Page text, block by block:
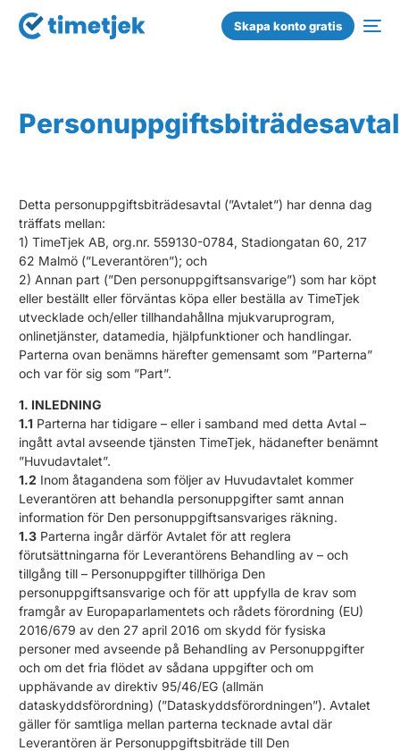
Skapa konto gratis
Detta personuppgiftsbiträdesavtal (”Avtalet”) har denna dag
träffats mellan:
1) TimeTjek AB, org.nr. 559130-0784, Stadiongatan 60, 217
62 Malmö (”Leverantören”); och
2) Annan part (”Den personuppgiftsansvarige”) som har köpt
eller beställt eller förväntas köpa eller beställa av TimeTjek
utvecklade och/eller tillhandahållna mjukvaruprogram,
onlinetjänster, datamedia, hjälpfunktioner och handlingar.
Parterna ovan benämns härefter gemensamt som ”Parterna”
och var för sig som ”Part”.
1. INLEDNING
1.1 Parterna har tidigare – eller i samband med detta Avtal –
ingått avtal avseende tjänsten TimeTjek, hädanefter benämnt
”Huvudavtalet”.
1.2 Inom åtagandena som följer av Huvudavtalet kommer
Leverantören att behandla personuppgifter samt annan
information för Den personuppgiftsansvariges räkning.
1.3 Parterna ingår därför Avtalet för att reglera
förutsättningarna för Leverantörens Behandling av – och
tillgång till – Personuppgifter tillhöriga Den
personuppgiftsansvarige och för att uppfylla de krav som
framgår av Europaparlamentets och rådets förordning (EU)
2016/679 av den 27 april 2016 om skydd för fysiska
personer med avseende på Behandling av Personuppgifter
och om det fria flödet av sådana uppgifter och om
upphävande av direktiv 95/46/EG (allmän
dataskyddsförordning) (”Dataskyddsförordningen”). Avtalet
gäller för samtliga mellan parterna tecknade avtal där
Leverantören är Personuppgiftsbiträde till Den